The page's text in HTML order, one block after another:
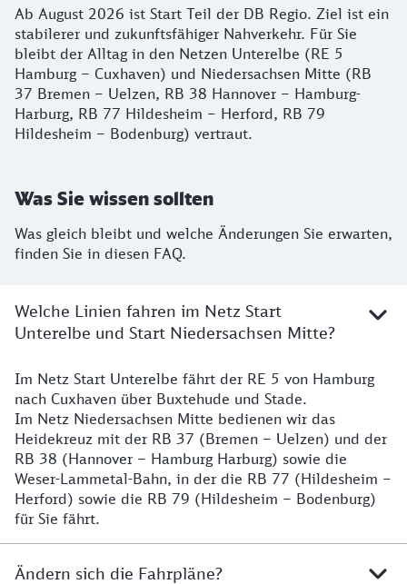
Ab August 2026 ist Start Teil der DB Regio. Ziel ist ein
stabilerer und zukunftsfähiger Nahverkehr. Für Sie
bleibt der Alltag in den Netzen Unterelbe (RE 5
Hamburg – Cuxhaven) und Niedersachsen Mitte (RB
37 Bremen – Uelzen, RB 38 Hannover – Hamburg-
Harburg, RB 77 Hildesheim – Herford, RB 79
Hildesheim – Bodenburg) vertraut.
Was Sie wissen sollten
Was gleich bleibt und welche Änderungen Sie erwarten,
finden Sie in diesen FAQ.
Welche Linien fahren im Netz Start
Unterelbe und Start Niedersachsen Mitte?
Details
Im Netz Start Unterelbe fährt der RE 5 von Hamburg
nach Cuxhaven über Buxtehude und Stade.
Im Netz Niedersachsen Mitte bedienen wir das
Heidekreuz mit der RB 37 (Bremen – Uelzen) und der
RB 38 (Hannover – Hamburg Harburg) sowie die
Weser-Lammetal-Bahn, in der die RB 77 (Hildesheim –
Herford) sowie die RB 79 (Hildesheim – Bodenburg)
für Sie fährt.
Ändern sich die Fahrpläne?